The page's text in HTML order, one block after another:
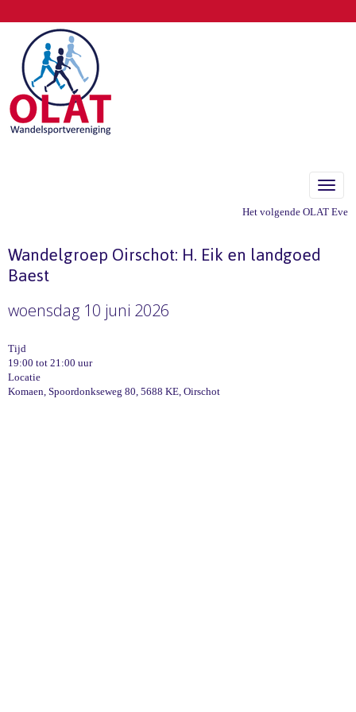
Het volgende OLAT
Wandelgroep Oirschot: H. Eik en landgoed
Baest
woensdag 10 juni 2026
Tijd
19:00 tot 21:00 uur
Locatie
Komaen, Spoordonkseweg 80, 5688 KE, Oirschot